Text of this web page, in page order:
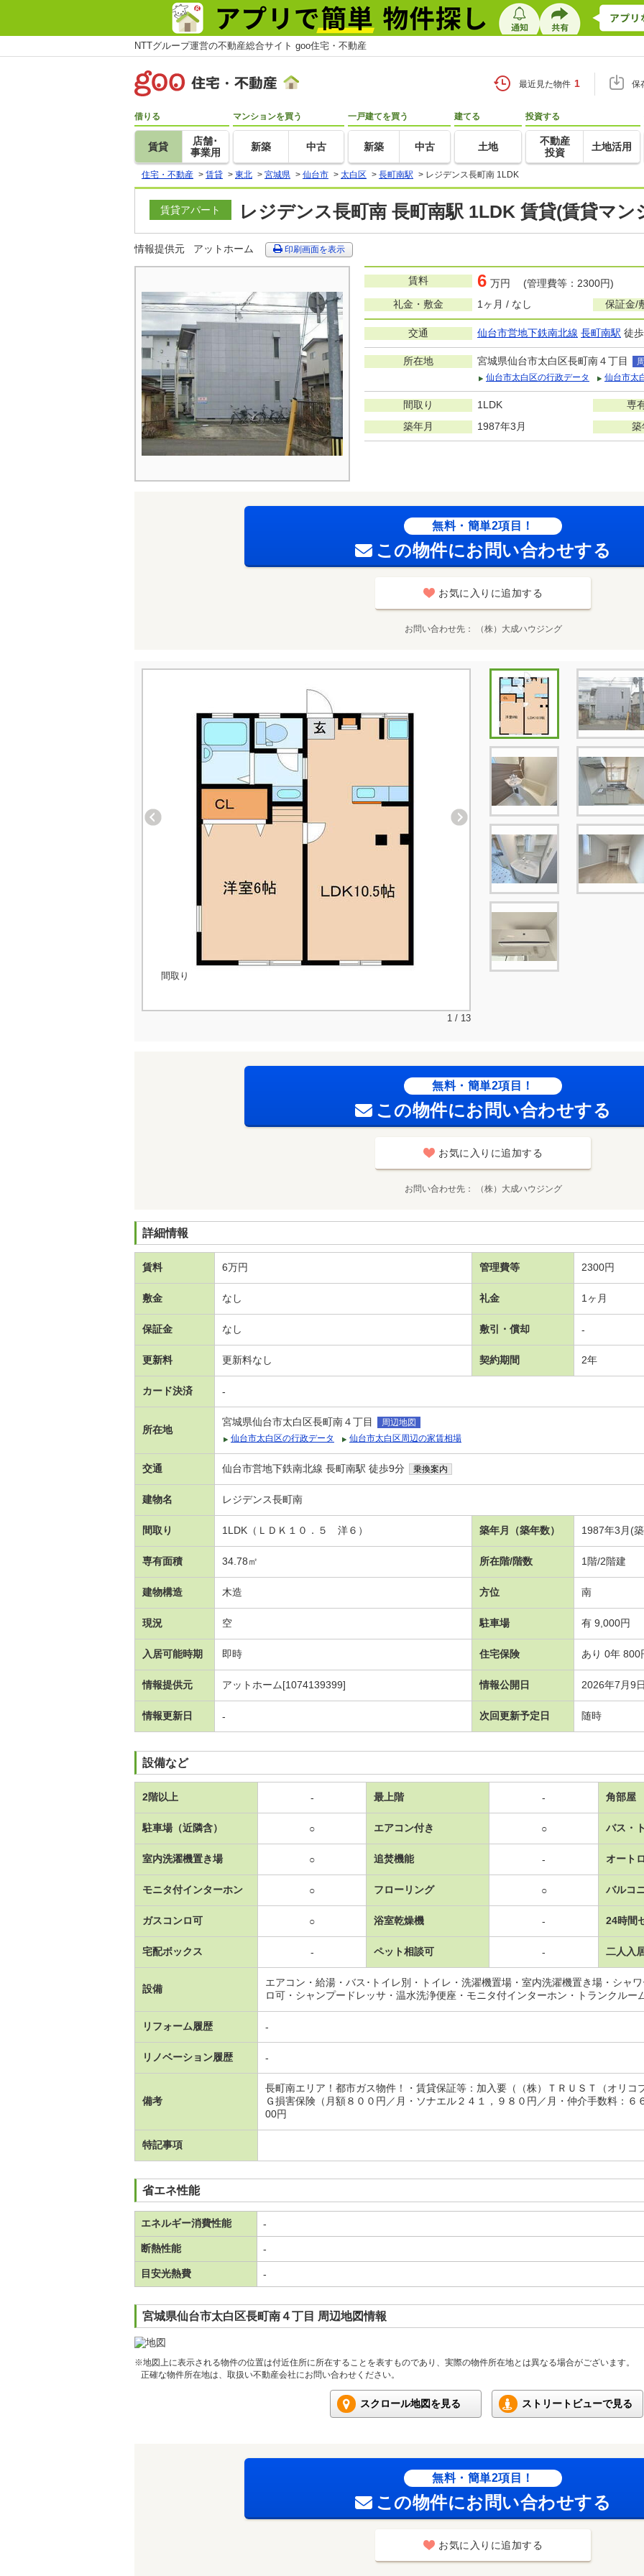
NTTグループ運営の不動産総合サイト goo住宅・不動産
最近見た物件 1 保
借りる
賃貸
店舗･
事業用
マンションを買う
新築 中古
一戸建てを買う
新築 中古
建てる
土地
投資する
不動産
投資
土地活用
住宅・不動産 > 賃貸 > 東北 > 宮城県 > 仙台市 > 太白区 > 長町南駅 > レジデンス長町南 1LDK
賃貸アパート レジデンス長町南 長町南駅 1LDK 賃貸(賃貸マン
情報提供元 アットホーム 印刷画面を表示
賃料 6 万円 (管理費等：2300円)
礼金・敷金
1ヶ月 / なし 保証金/
交通 仙台市営地下鉄南北線 長町南駅 徒
所在地 宮城県仙台市太白区長町南４丁目
仙台市太白区の行政データ
仙台市太
間取り 1LDK 専
築年月 1987年3月 築
無料・簡単2項目！
この物件にお問い合わせする
お気に入りに追加する
お問い合わせ先 （株）大成ハウジング
間取り
1 / 13
無料・簡単2項目！
この物件にお問い合わせする
お気に入りに追加する
お問い合わせ先 （株）大成ハウジング
詳細情報
賃料 6万円 管理費等 2300円
敷金 なし 礼金 1ヶ月
保証金 なし 敷引・償却 -
更新料 更新料なし 契約期間 2年
カード決済 -
所在地
宮城県仙台市太白区長町南４丁目
周辺地図
仙台市太白区の行政データ
仙台市太白区周辺の家賃相場
交通 仙台市営地下鉄南北線 長町南駅 徒歩9分 乗換案内
建物名 レジデンス長町南
間取り 1LDK（ＬＤＫ１０．５ 洋６） 築年月（築年数） 1987年3月(
専有面積 34.78㎡ 所在階/階数 1階/2階建
建物構造 木造 方位 南
現況 空 駐車場 有 9,000円
入居可能時期 即時 住宅保険 あり 0年 800
情報提供元 アットホーム[1074139399] 情報公開日 2026年7月9日
情報更新日 - 次回更新予定日 随時
設備など
2階以上 - 最上階 - 角部屋
駐車場（近隣含） ○ エアコン付き ○ バス・
室内洗濯機置き場 ○ 追焚機能 - オート
モニタ付インターホン ○ フローリング ○ バルコ
ガスコンロ可 ○ 浴室乾燥機 - 24時間
宅配ボックス - ペット相談可 - 二人入
設備
エアコン・給湯・バス･トイレ別・トイレ・洗濯機置場・室内洗濯機置き場・シャ
ロ可・シャンプードレッサ・温水洗浄便座・モニタ付インターホン・トランクルー
リフォーム履歴 -
リノベーション履歴 -
備考
長町南エリア！都市ガス物件！・賃貸保証等：加入要（（株）ＴＲＵＳＴ（オリコ
Ｇ損害保険（月額８００円／月・ソナエル２４１，９８０円／月・仲介手数料：
00円
特記事項
省エネ性能
エネルギー消費性能 -
断熱性能 -
目安光熱費 -
宮城県仙台市太白区長町南４丁目 周辺地図情報
※地図上に表示される物件の位置は付近住所に所在することを表すものであり、実際の物件所在地とは異なる場合がございます。
正確な物件所在地は、取扱い不動産会社にお問い合わせください。
スクロール地図を見る ストリートビューで見る
無料・簡単2項目！
この物件にお問い合わせする
お気に入りに追加する